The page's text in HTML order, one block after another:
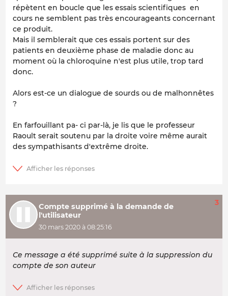
répètent en boucle que les essais scientifiques en
cours ne semblent pas très encourageants concernant
ce produit.
Mais il semblerait que ces essais portent sur des
patients en deuxième phase de maladie donc au
moment où la chloroquine n'est plus utile, trop tard
donc.
Alors est-ce un dialogue de sourds ou de malhonnêtes
?
En farfouillant pa- ci par-là, je lis que le professeur
Raoult serait soutenu par la droite voire même aurait
des sympathisants d'extrême droite.
Compte supprimé à la demande de
l'utilisateur
30 mars 2020 à 08:25:16
3
Ce message a été supprimé suite à la suppression du
compte de son auteur